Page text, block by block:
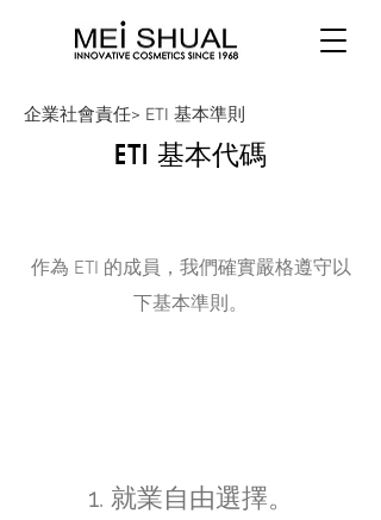
1. 就業自由選擇。
企業社會責任> ETI 基本準則
ETI 基本代碼
作為 ETI 的成員，我們確實嚴格遵守以
下基本準則。